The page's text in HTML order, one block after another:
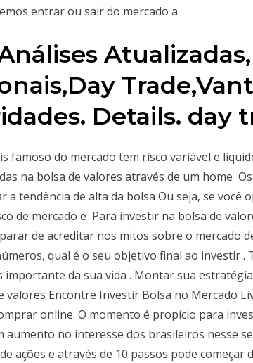
entrar ou sair do mercado a
Details. day
famoso do mercado tem risco variável e
na bolsa de valores através de um home
a tendência de alta da bolsa Ou seja, se você
de mercado e Para investir na bolsa de
de acreditar nos mitos sobre o mercado
qual é o seu objetivo final ao investir .
importante da sua vida . Montar sua
valores Encontre Investir Bolsa no Mercado
online. O momento é propício para
aumento no interesse dos brasileiros nesse
ações e através de 10 passos pode começar